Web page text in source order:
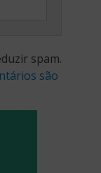
spam.
são